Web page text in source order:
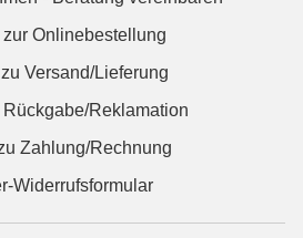
zur Onlinebestellung
Versand/Lieferung
Rückgabe/Reklamation
Zahlung/Rechnung
Widerrufsformular